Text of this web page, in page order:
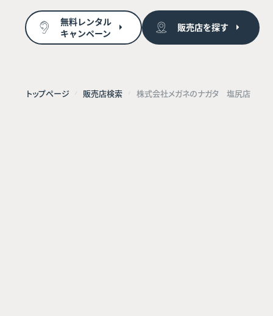
無料レンタル
キャンペーン
販売店を探す
トップページ 販売店検索 株式会社メガネのナガタ 塩尻店